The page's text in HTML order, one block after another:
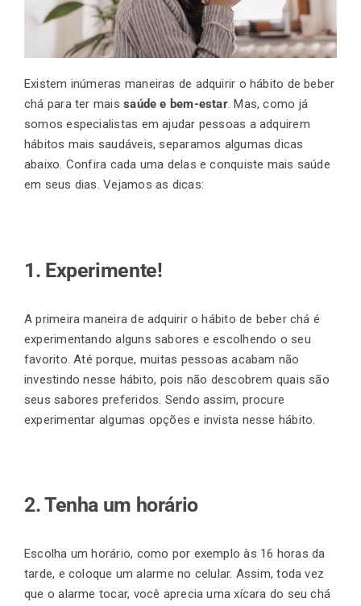
Existem inúmeras maneiras de adquirir o hábito de beber
chá para ter maissaúde e bem-estar. Mas, como já
somos especialistas em ajudar pessoas a adquirem
hábitos mais saudáveis, separamos algumas dicas
abaixo. Confira cada uma delas e conquiste mais saúde
em seus dias. Vejamos as dicas:
1. Experimente!
A primeira maneira de adquirir o hábito de beber chá é
experimentando alguns sabores e escolhendo o seu
favorito. Até porque, muitas pessoas acabam não
investindo nesse hábito, pois não descobrem quais são
seus sabores preferidos. Sendo assim, procure
experimentar algumas opções e invista nesse hábito.
2. Tenha um horário
Escolha um horário, como por exemplo às 16 horas da
tarde, e coloque um alarme no celular. Assim, toda vez
que o alarme tocar, você aprecia uma xícara do seu chá